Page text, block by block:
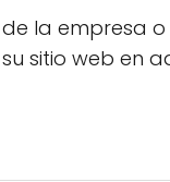
la empresa
sitio web en